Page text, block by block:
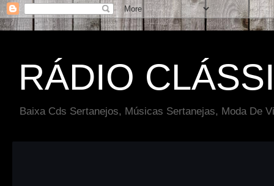
RÁDIO
Baixa Cds Sertanejos, Músicas Sertanejas, Moda De